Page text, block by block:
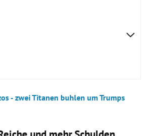
- zwei Titanen buhlen um Trumps